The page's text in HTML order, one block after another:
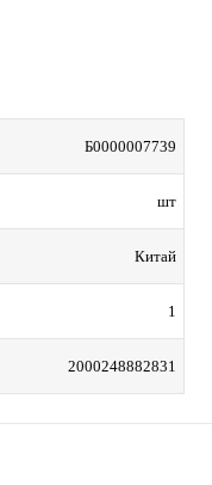
Б0000007739
шт
Китай
1
2000248882831